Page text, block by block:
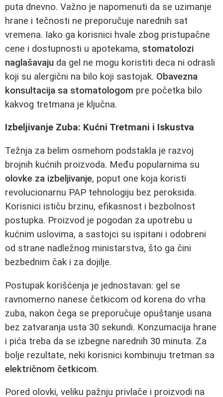
puta dnevno. Važno je napomenuti da se uzimanje
hrane i tečnosti ne preporučuje narednih sat
vremena. Iako ga korisnici hvale zbog pristupačne
cene i dostupnosti u apotekama, stomatolozi
naglašavaju da gel ne mogu koristiti deca ni odrasli
koji su alergični na bilo koji sastojak. Obavezna
konsultacija sa stomatologom pre početka bilo
kakvog tretmana je ključna.
Izbeljivanje Zuba: Kućni Tretmani i Iskustva
Težnja za belim osmehom podstakla je razvoj
brojnih kućnih proizvoda. Među popularnima su
olovke za izbeljivanje, poput one koja koristi
revolucionarnu PAP tehnologiju bez peroksida.
Korisnici ističu brzinu, efikasnost i bezbolnost
postupka. Proizvod je pogodan za upotrebu u
kućnim uslovima, a sastojci su ispitani i odobreni
od strane nadležnog ministarstva, što ga čini
bezbednim čak i za dojilje.
Postupak korišćenja je jednostavan: gel se
ravnomerno nanese četkicom od korena do vrha
zuba, nakon čega se preporučuje opuštanje usana
bez zatvaranja usta 30 sekundi. Konzumacija hrane
i pića treba da se izbegne narednih 30 minuta. Za
bolje rezultate, neki korisnici kombinuju tretman sa
električnom četkicom.
Pored olovki, veliku pažnju privlače i proizvodi na